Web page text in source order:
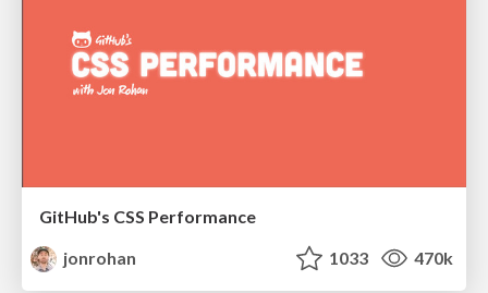
GitHub's CSS Performance
jonrohan
1033 470k